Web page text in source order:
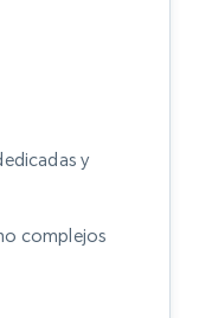
y
complejos